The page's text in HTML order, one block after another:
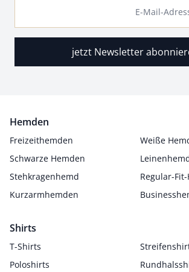
E-Mail-
jetzt Newsletter
Hemden
Freizeithemden
Weiße
Schwarze Hemden
Stehkragenhemd
Regular-
Kurzarmhemden
Shirts
T-Shirts
Poloshirts